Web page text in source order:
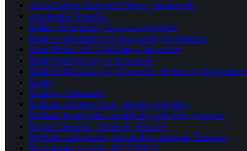
Auto-Elektro Grzegorz Figacz, Suchowola
Autokomis Staszów
Balkar Technology Sp. z o.o. Staszów
Bank Gospodarki Żywnościowej SA Staszów
Bank Pekao SA I Oddział w Staszowie
Bank Spółdzielczy w Staszowie
Bank Spółdzielczy w Staszowie. Oddział w Rytwianach
Banki
Banki w Staszowie
Barbara Augustowska, pediatra, Połaniec
Barbara Domańska, stomatolog, dentysta, Staszów
Beata Lubaszka, neurolog, Staszów
Bernard Lachowski, stomatolog, dentysta, Staszów
Betoniarnia Staszów BETOMEX